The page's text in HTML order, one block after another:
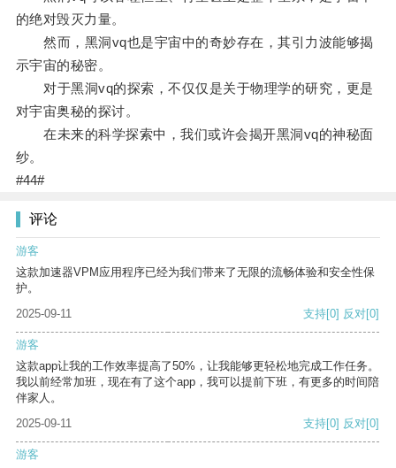
的绝对毁灭力量。
然而，黑洞vq也是宇宙中的奇妙存在，其引力波能够揭
示宇宙的秘密。
对于黑洞vq的探索，不仅仅是关于物理学的研究，更是
对宇宙奥秘的探讨。
在未来的科学探索中，我们或许会揭开黑洞vq的神秘面
纱。
#44#
评论
游客
这款加速器VPM应用程序已经为我们带来了无限的流畅体验和安全性保
护。
2025-09-11
支持[0] 反对[0]
游客
这款app让我的工作效率提高了50%，让我能够更轻松地完成工作任务。
我以前经常加班，现在有了这个app，我可以提前下班，有更多的时间陪
伴家人。
2025-09-11
支持[0] 反对[0]
游客